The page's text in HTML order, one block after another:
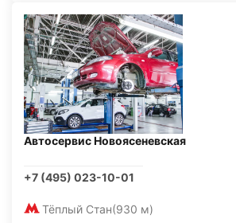
Автосервис Новоясеневская
+7 (495) 023-10-01
Тёплый Стан(930 м)